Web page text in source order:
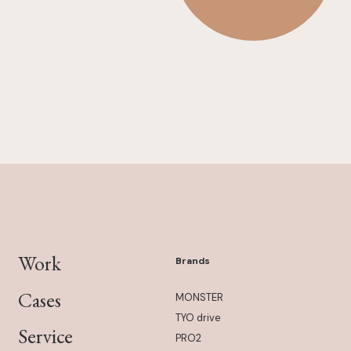
Work
Cases
Service
Brands
MONSTER
TYO drive
PRO2